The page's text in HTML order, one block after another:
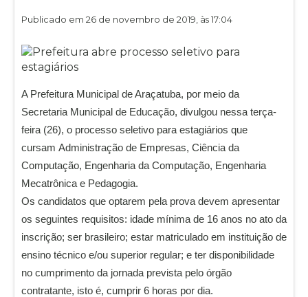
Publicado em 26 de novembro de 2019, às 17:04
A Prefeitura Municipal de Araçatuba, por meio da
Secretaria Municipal de Educação, divulgou nessa terça-
feira (26), o processo seletivo para estagiários que
cursam Administração de Empresas, Ciência da
Computação, Engenharia da Computação, Engenharia
Mecatrônica e Pedagogia.
Os candidatos que optarem pela prova devem apresentar
os seguintes requisitos: idade mínima de 16 anos no ato da
inscrição; ser brasileiro; estar matriculado em instituição de
ensino técnico e/ou superior regular; e ter disponibilidade
no cumprimento da jornada prevista pelo órgão
contratante, isto é, cumprir 6 horas por dia.